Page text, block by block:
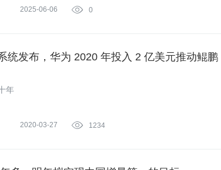
2025-06-06  0
统发布，华为 2020 年投入 2 亿美元推动鲲鹏
年
2020-03-27  1234